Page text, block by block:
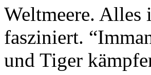
Weltmeere. Alles
fasziniert.
und Tiger